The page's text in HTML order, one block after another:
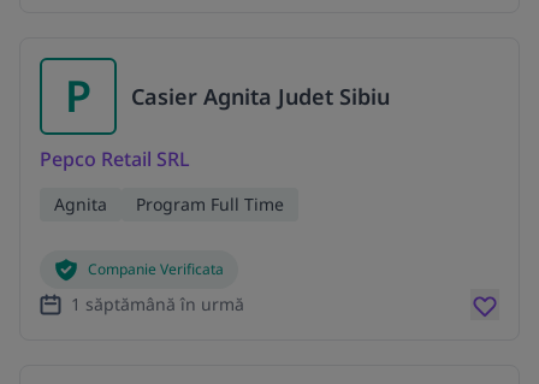
P Casier Agnita Judet Sibiu
Pepco Retail SRL
Agnita Program Full Time
Companie Verificata
1 săptămână în urmă